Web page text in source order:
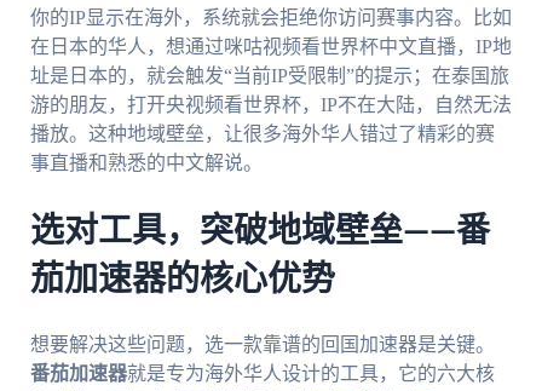
你的IP显示在海外，系统就会拒绝你访问赛事内容。比如
在日本的华人，想通过咪咕视频看世界杯中文直播，IP地
址是日本的，就会触发“当前IP受限制”的提示；在泰国旅
游的朋友，打开央视频看世界杯，IP不在大陆，自然无法
播放。这种地域壁垒，让很多海外华人错过了精彩的赛
事直播和熟悉的中文解说。
选对工具，突破地域壁垒——番
茄加速器的核心优势
想要解决这些问题，选一款靠谱的回国加速器是关键。
番茄加速器就是专为海外华人设计的工具，它的六大核